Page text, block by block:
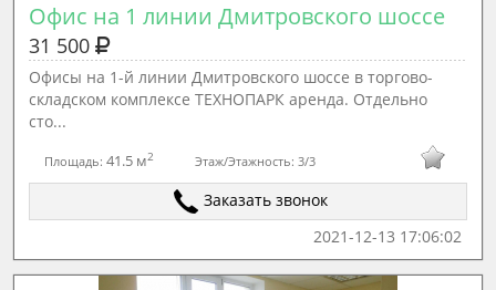
Офис на 1 линии Дмитровского шоссе
31 500
Офисы на 1-й линии Дмитровского шоссе в торгово-
складском комплексе ТЕХНОПАРК аренда. Отдельно
сто...
Площадь: 41.5 м2 Этаж/Этажность: 3/3
Заказать звонок
2021-12-13 17:06:02